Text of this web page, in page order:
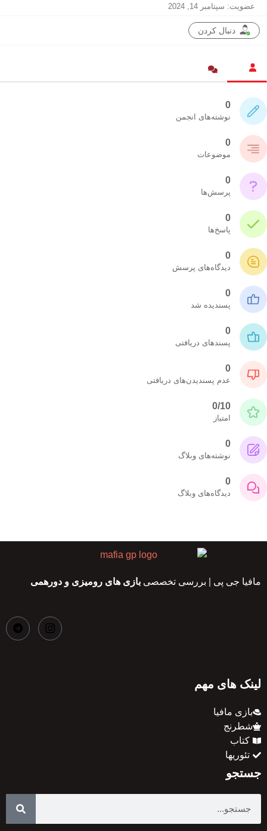
عضویت: سپتامبر 14, 2024
دنبال کردن
0
نوشته‌های انجمن
0
موضوعات
0
پرسش‌ها
0
پاسخ‌ها
0
دیدگاه‌های پرسش
0
پسندیده شد
0
پسندهای دریافتی
0
عدم پسندیدن‌های دریافتی
0/10
امتیاز
0
نوشته‌های وبلاگ
0
دیدگاه‌های وبلاگ
مافیا جی پی | بررسی تخصصی بازی های رومیزی و دورهمی
لینک های مهم
بازی مافیا
شطرنج
کتاب
تئوریها
جستجو